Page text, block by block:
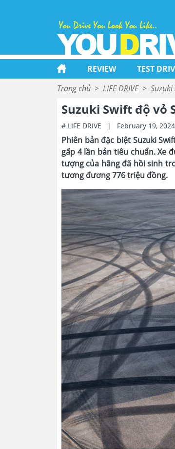
REVIEW TEST
Trang chủ > LIFE DRIVE >
Suzuki Swift độ vỏ
# LIFE DRIVE | February 19, 2024
Phiên bản đặc biệt Suzuki
gấp 4 lần bản tiêu chuẩn.
tượng của hãng đã hồi sinh
tương đương 776 triệu đồng.